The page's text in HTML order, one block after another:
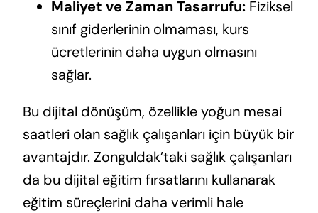
Maliyet ve Zaman Tasarrufu:Fiziksel
sınıf giderlerinin olmaması, kurs
ücretlerinin daha uygun olmasını
sağlar.
Bu dijital dönüşüm, özellikle yoğun mesai
saatleri olan sağlık çalışanları için büyük bir
avantajdır. Zonguldak’taki sağlık çalışanları
da bu dijital eğitim fırsatlarını kullanarak
eğitim süreçlerini daha verimli hale